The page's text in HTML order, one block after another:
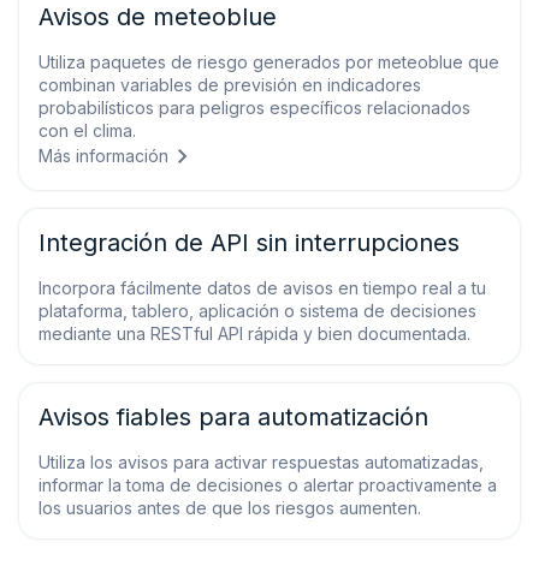
Avisos de meteoblue
Utiliza paquetes de riesgo generados por meteoblue que
combinan variables de previsión en indicadores
probabilísticos para peligros específicos relacionados
con el clima.
Más información
Integración de API sin interrupciones
Incorpora fácilmente datos de avisos en tiempo real a tu
plataforma, tablero, aplicación o sistema de decisiones
mediante una RESTful API rápida y bien documentada.
Avisos fiables para automatización
Utiliza los avisos para activar respuestas automatizadas,
informar la toma de decisiones o alertar proactivamente a
los usuarios antes de que los riesgos aumenten.